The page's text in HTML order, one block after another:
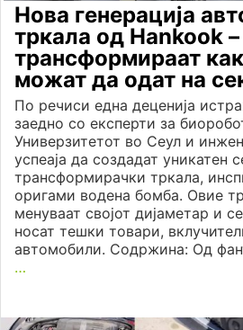
Нова генерација
тркала од Hankook
трансформираат
можат да одат на
По речиси една деценија
заедно со експерти за
Универзитетот во Сеул и
успеаја да создадат уникатен
трансформирачки тркала,
оригами водена бомба. Овие
менуваат својот дијаметар и
носат тешки товари,
автомобили. Содржина: Од
…